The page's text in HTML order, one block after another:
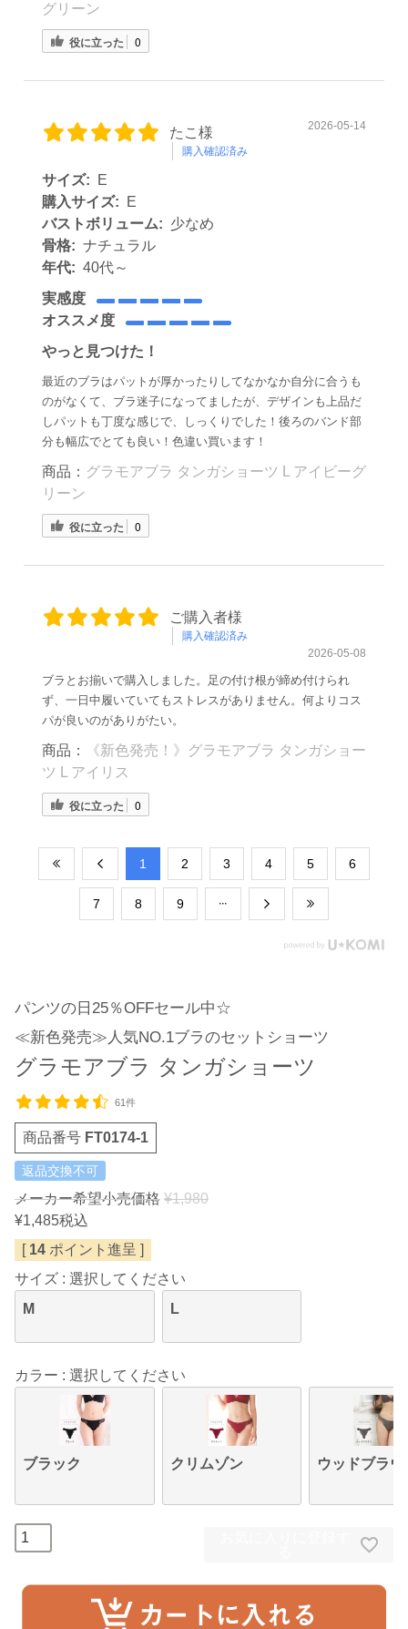
グリーン
役に立った 0
たこ様
購入確認済み
2026-05-14
サイズ:
E
購入サイズ:
E
バストボリューム: 少なめ
骨格: ナチュラル
年代: 40代～
実感度
オススメ度
やっと見つけた！
最近のブラはパットが厚かったりしてなかなか自分に合うも
のがなくて、ブラ迷子になってましたが、デザインも上品だ
しパットも丁度な感じで、しっくりでした！後ろのバンド部
分も幅広でとても良い！色違い買います！
商品： グラモアブラ タンガショーツ L アイビーグ
リーン
役に立った 0
ご購入者様
購入確認済み
2026-05-08
ブラとお揃いで購入しました。足の付け根が締め付けられ
ず、一日中履いていてもストレスがありません。何よりコス
パが良いのがありがたい。
商品：
《新色発売！》グラモアブラ タンガショー
ツ L アイリス
役に立った 0
​1 ​2 ​3 ​4 ​5 ​6
​7 ​8 ​9
パンツの日25％OFFセール中☆
≪新色発売≫人気NO.1ブラのセットショーツ
グラモアブラ タンガショーツ
61件
商品番号 FT0174-1
返品交換不可
メーカー希望小売価格 ¥1,980
¥1,485税込
[ 14 ポイント進呈 ]
サイズ
選択してください
M
L
カラー 選択してください
ブラック クリムゾン ウッドブラウ